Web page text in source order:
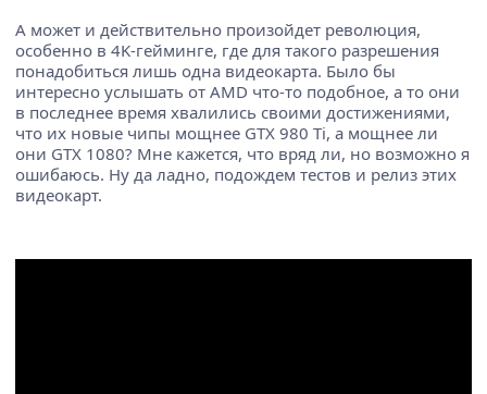
А может и действительно произойдет революция,
особенно в 4K-гейминге, где для такого разрешения
понадобиться лишь одна видеокарта. Было бы
интересно услышать от AMD что-то подобное, а то они
в последнее время хвалились своими достижениями,
что их новые чипы мощнее GTX 980 Ti, а мощнее ли
они GTX 1080? Мне кажется, что вряд ли, но возможно я
ошибаюсь. Ну да ладно, подождем тестов и релиз этих
видеокарт.